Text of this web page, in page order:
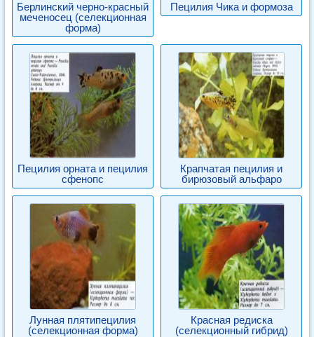
Берлинский черно-красный
меченосец (селекционная
форма)
Пецилия Чика и формоза
Пецилия орната и пецилия
сфенопс
Крапчатая пецилия и
бирюзовый альфаро
Лунная плятипецилия
(селекционная форма)
Красная редиска
(селекционный гибрид)